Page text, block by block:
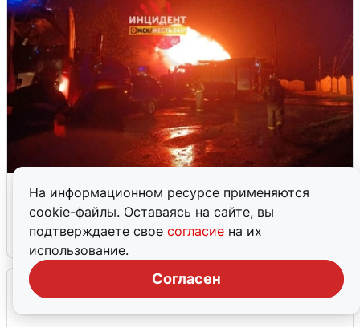
На информационном ресурсе применяются
cookie-файлы. Оставаясь на сайте, вы
подтверждаете свое согласие на их
использование.
Согласен
В Омске после грозы вспыхнули
дома: видео последствий
2 августа 0
Очевидцы сообщили о черном дыме в
Новосемейкино